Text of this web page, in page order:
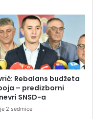
Rebalans budžeta
– predizborni
SNSD-a
2 sedmice